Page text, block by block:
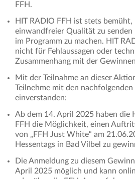
FFH.
HIT RADIO FFH ist stets
einwandfreier Qualität zu senden
im Programm zu machen. HIT
nicht für Fehlaussagen oder
Zusammenhang mit der
Mit der Teilnahme an dieser
Teilnehme mit den nachfolgenden
einverstanden:
Ab dem 14. April 2025 haben die
FFH die Möglichkeit, einen
von „FFH Just White“ am
Hessentags in Bad Vilbel zu
Die Anmeldung zu diesem
April 2025 möglich und kann